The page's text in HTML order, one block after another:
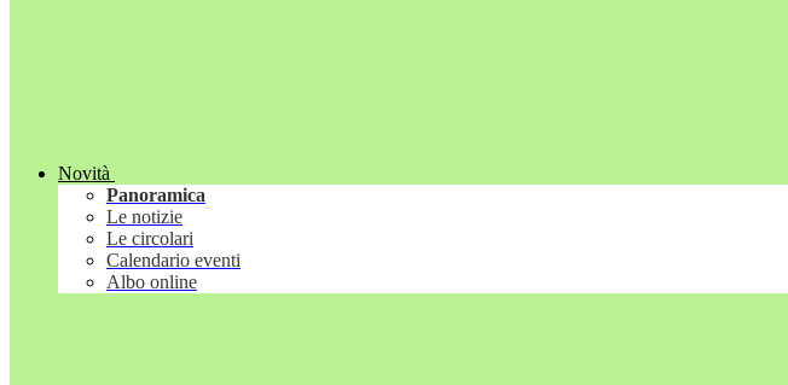
Novità
Panoramica
Le notizie
Le circolari
Calendario eventi
Albo online